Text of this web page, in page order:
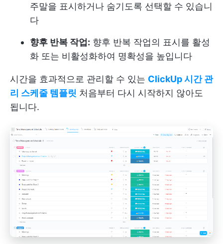
주말을 표시하거나 숨기도록 선택할 수 있습니
다
향후 반복 작업: 향후 반복 작업의 표시를 활성
화 또는 비활성화하여 명확성을 높입니다
시간을 효과적으로 관리할 수 있는 ClickUp 시간 관
리 스케줄 템플릿 처음부터 다시 시작하지 않아도
됩니다.